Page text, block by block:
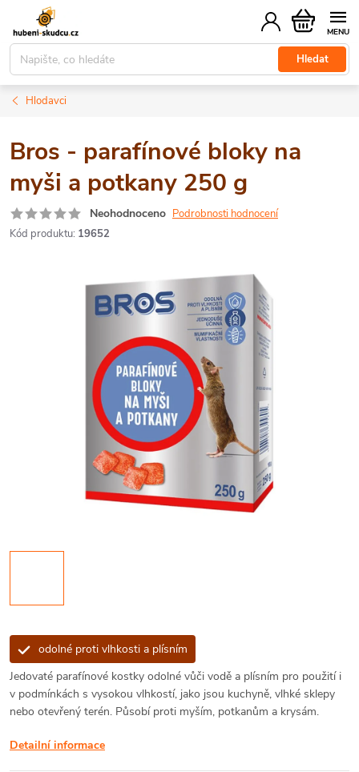
obsah
Hledat
Nákupní
košík
Hlodavci
Bros - parafínové bloky na
myši a potkany 250 g
Neohodnoceno Podrobnosti hodnocení
Kód produktu: 19652
odolné proti vlhkosti a plísním
Jedovaté parafínové kostky odolné vůči vodě a plísním pro použití i
v podmínkách s vysokou vlhkostí, jako jsou kuchyně, vlhké sklepy
nebo otevřený terén. Působí proti myším, potkanům a krysám.
Detailní informace